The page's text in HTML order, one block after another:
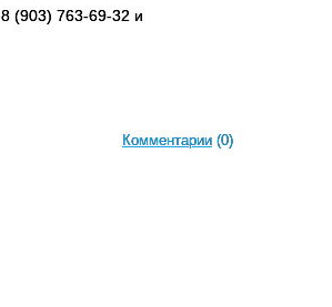
(903) 763-69-32 и
Комментарии (0)